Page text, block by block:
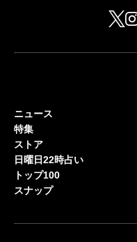
ニュース
特集
ストア
日曜日22時占い
トップ100
スナップ